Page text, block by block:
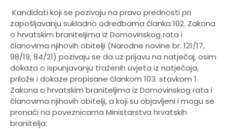
Kandidati koji se pozivaju na pravo prednosti pri
zapošljavanju sukladno odredbama članka 102. Zakona
o hrvatskim braniteljima iz Domovinskog rata i
članovima njihovih obitelji (Narodne novine br. 121/17,
98/19, 84/21) pozivaju se da uz prijavu na natječaj, osim
dokaza o ispunjavanju traženih uvjeta iz natječaja,
prilože i dokaze propisane člankom 103. stavkom 1.
Zakona o hrvatskim braniteljima iz Domovinskog rata i
članovima njihovih obitelji, a koji su objavljeni i mogu se
pronaći na poveznicama Ministarstva hrvatskih
branitelja: